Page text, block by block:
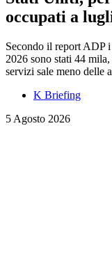
occupati a
Secondo il report ADP
2026 sono stati 44
servizi sale meno delle
K Briefing
5 Agosto 2026